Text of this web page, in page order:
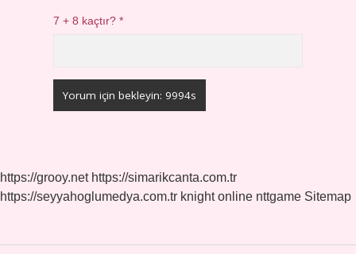
7 + 8 kaçtır?*
https://grooy.net https://simarikcanta.com.tr
https://seyyahoglumedya.com.tr knight online nttgame Sitemap